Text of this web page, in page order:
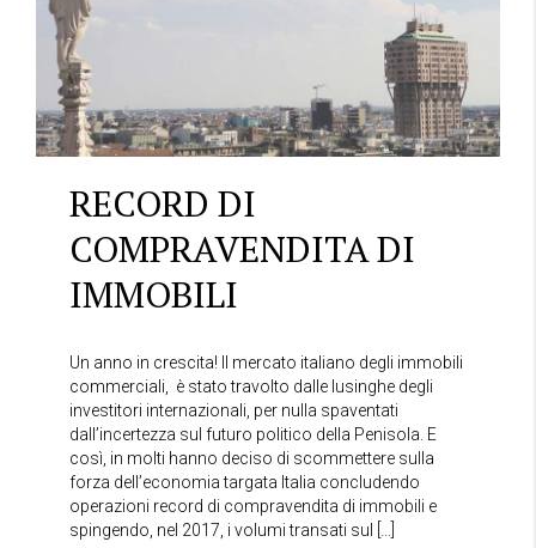
RECORD DI
COMPRAVENDITA DI
IMMOBILI
Un anno in crescita! Il mercato italiano degli immobili
commerciali, è stato travolto dalle lusinghe degli
investitori internazionali, per nulla spaventati
dall’incertezza sul futuro politico della Penisola. E
così, in molti hanno deciso di scommettere sulla
forza dell’economia targata Italia concludendo
operazioni record di compravendita di immobili e
spingendo, nel 2017, i volumi transati sul […]